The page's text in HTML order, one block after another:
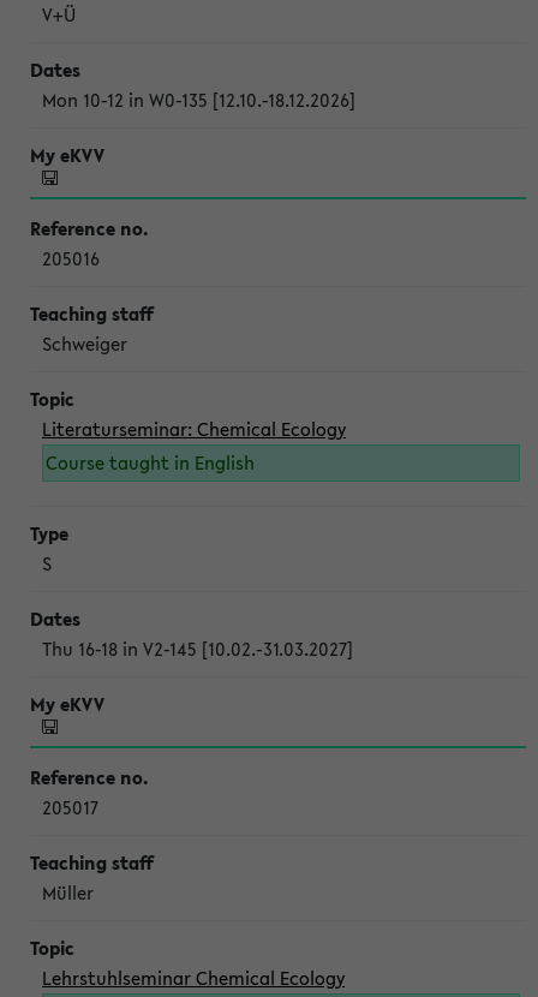
V+Ü
Mon 10-12 in W0-135 [12.10.-18.12.2026]
205016
Schweiger
Literaturseminar: Chemical Ecology
Course taught in English
S
Thu 16-18 in V2-145 [10.02.-31.03.2027]
205017
Müller
Lehrstuhlseminar Chemical Ecology